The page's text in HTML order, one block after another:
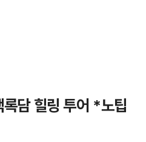
담 힐링 투어 *노팁